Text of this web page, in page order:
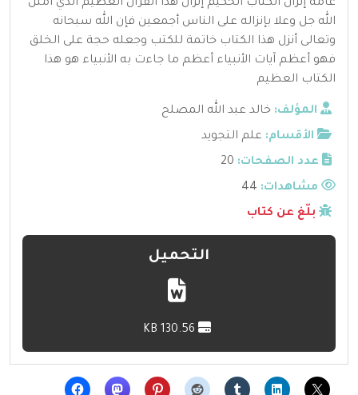
عامة إنزال الكتاب الحكيم إنزال هذا القرآن العظيم الذي امتن
الله جل وعلا بإنزاله على الناس أجمعين فإن الله سبحانه
وتعالى أنزل هذا الكتاب خاتمة للكتب وجعله حجة على الخلق
فهو أعظم آيات الأنبياء أعظم ما جاءت به الأنبياء هو هذا
الكتاب العظيم
المؤلف: خالد عبد الله المصلح
الأقسام: علم التجويد
عدد الصفحات: 20
مشاهدات:
بلّغ عن كتاب
التحميل